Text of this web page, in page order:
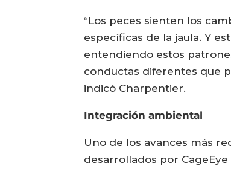
“Los peces sienten los
específicas de la jaula. Y
entendiendo estos
conductas diferentes que
indicó Charpentier.
Integración ambiental
Uno de los avances más
desarrollados por CageEye